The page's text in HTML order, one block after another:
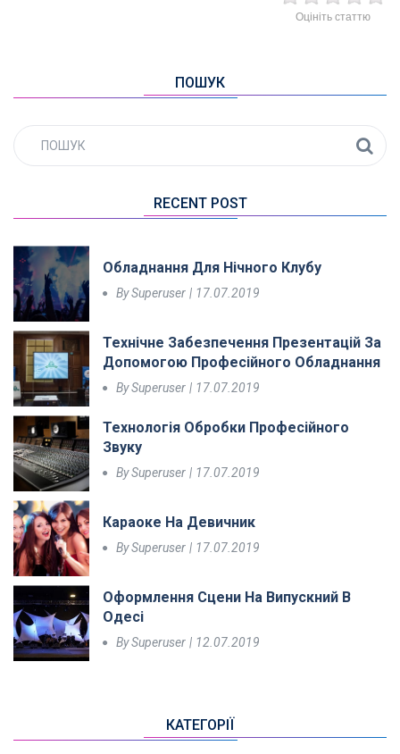
Оцініть статтю
ПОШУК
RECENT POST
Обладнання Для Нічного Клубу
BySuperuser 17.07.2019
Технічне Забезпечення Презентацій За
Допомогою Професійного Обладнання
BySuperuser 17.07.2019
Технологія Обробки Професійного
Звуку
BySuperuser 17.07.2019
Караоке На Девичник
BySuperuser 17.07.2019
Оформлення Сцени На Випускний В
Одесі
BySuperuser 12.07.2019
КАТЕГОРІЇ